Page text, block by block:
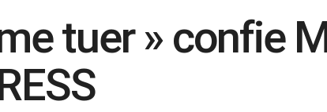
tuer » confie